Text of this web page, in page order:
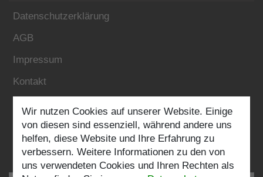
Datenschutzerklärung
AGB
Impressum
Kontakt
Folgen Sie uns:
Wir nutzen Cookies auf unserer Website. Einige
von diesen sind essenziell, während andere uns
helfen, diese Website und Ihre Erfahrung zu
verbessern. Weitere Informationen zu den von
uns verwendeten Cookies und Ihren Rechten als